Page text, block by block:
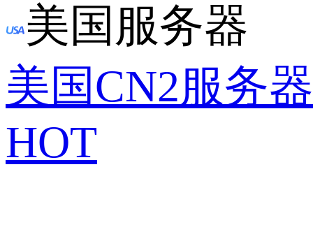
美国服务器
美国CN2服务器
HOT